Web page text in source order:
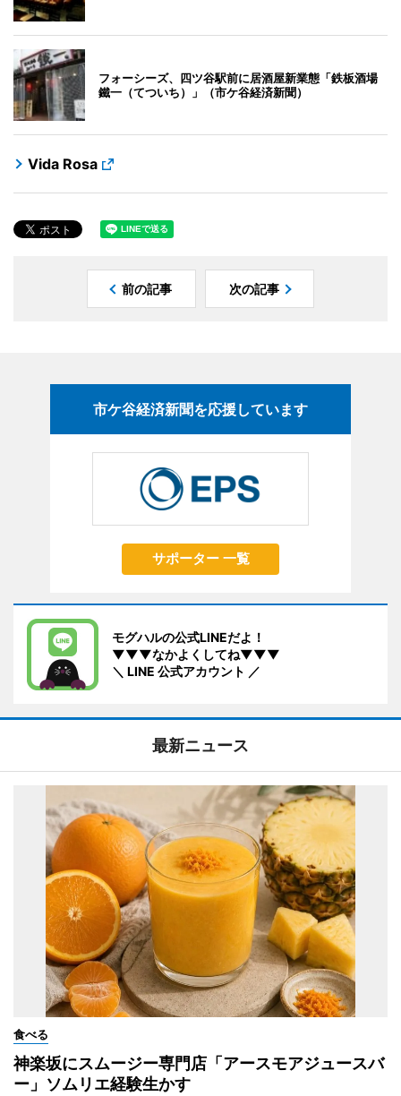
フォーシーズ、四ツ谷駅前に居酒屋新業態「鉄板酒場
鐵一（てついち）」（市ケ谷経済新聞）
Vida Rosa
前の記事 次の記事
市ケ谷経済新聞を応援しています
サポーター 一覧
モグハルの公式LINEだよ！
▼▼▼なかよくしてね▼▼▼
＼ LINE 公式アカウント ／
最新ニュース
食べる
神楽坂にスムージー専門店「アースモアジュースバ
ー」ソムリエ経験生かす